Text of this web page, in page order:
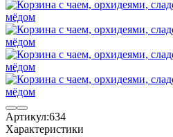
Артикул:634
Характеристики